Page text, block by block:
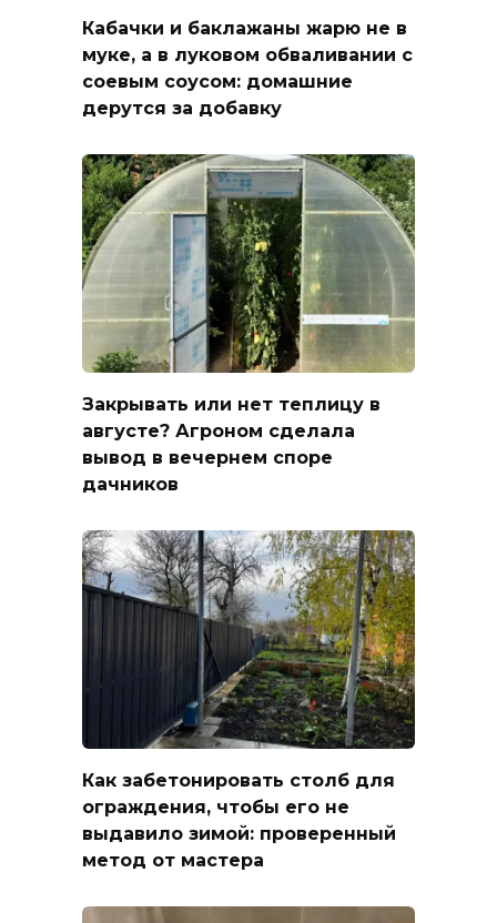
Кабачки и баклажаны жарю не в
муке, а в луковом обваливании с
соевым соусом: домашние
дерутся за добавку
Закрывать или нет теплицу в
августе? Агроном сделала
вывод в вечернем споре
дачников
Как забетонировать столб для
ограждения, чтобы его не
выдавило зимой: проверенный
метод от мастера